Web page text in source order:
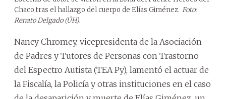
Chaco tras el hallazgo del cuerpo de Elías Giménez. Foto:
Renato Delgado (ÚH).
Nancy Chromey, vicepresidenta de la Asociación
de Padres y Tutores de Personas con Trastorno
del Espectro Autista (TEA Py), lamentó el actuar de
la Fiscalía, la Policía y otras instituciones en el caso